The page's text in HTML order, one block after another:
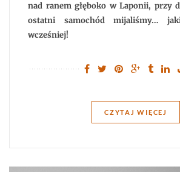
nad ranem głęboko w Laponii, przy
ostatni samochód mijaliśmy…
wcześniej!
CZYTAJ WIĘCEJ